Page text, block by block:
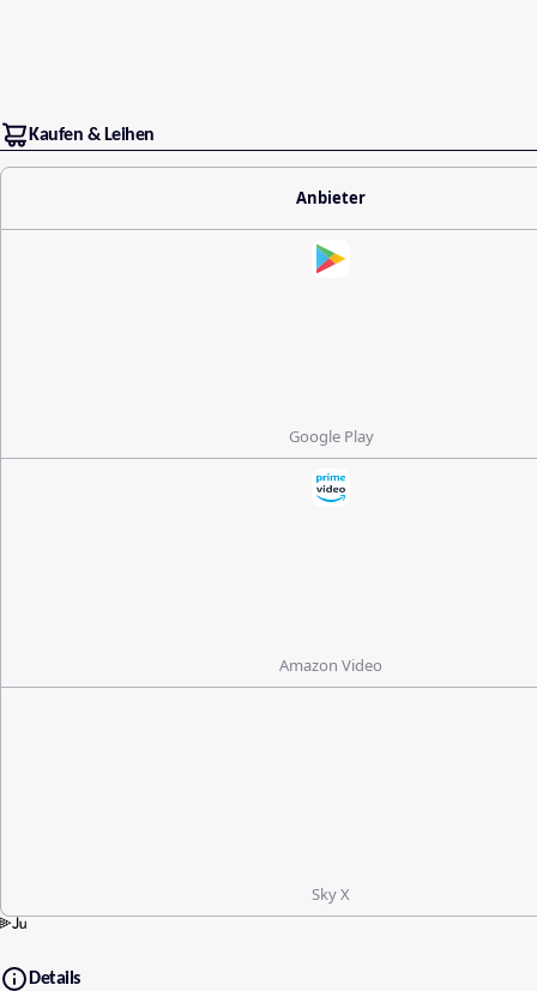
Kaufen & Leihen
Anbieter
Google Play
Amazon Video
Sky X
Details